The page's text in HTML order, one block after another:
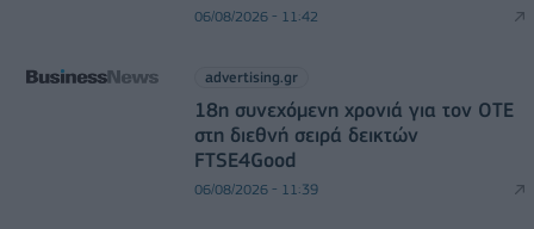
06/08/2026 - 11:42
advertising.gr
18η συνεχόμενη χρονιά για τον ΟΤΕ
στη διεθνή σειρά δεικτών
FTSE4Good
06/08/2026 - 11:39